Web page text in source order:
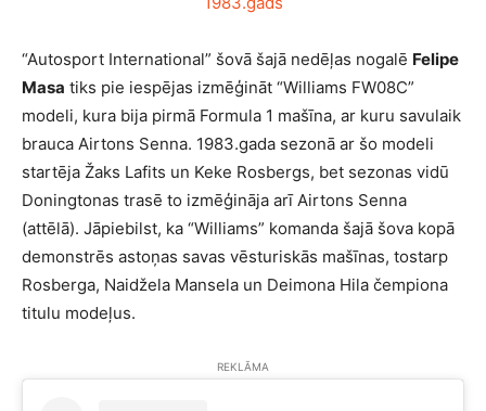
“Autosport International” šovā šajā nedēļas nogalē Felipe
Masa tiks pie iespējas izmēģināt “Williams FW08C”
modeli, kura bija pirmā Formula 1 mašīna, ar kuru savulaik
brauca Airtons Senna. 1983.gada sezonā ar šo modeli
startēja Žaks Lafits un Keke Rosbergs, bet sezonas vidū
Doningtonas trasē to izmēģināja arī Airtons Senna
(attēlā). Jāpiebilst, ka “Williams” komanda šajā šova kopā
demonstrēs astoņas savas vēsturiskās mašīnas, tostarp
Rosberga, Naidžela Mansela un Deimona Hila čempiona
titulu modeļus.
REKLĀMA